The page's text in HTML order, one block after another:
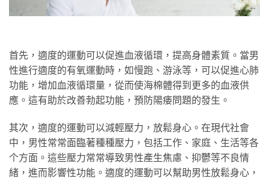
首先，適度的運動可以促進血液循環，提高身體素質。當男
性進行適度的有氧運動時，如慢跑、游泳等，可以促進心肺
功能，增加血液循環量，從而使海棉體得到更多的血液供
應。這有助於改善勃起功能，預防陽痿問題的發生。
其次，適度的運動可以減輕壓力，放鬆身心。在現代社會
中，男性常常面臨著種種壓力，包括工作、家庭、生活等各
个方面。這些壓力常常導致男性產生焦慮、抑鬱等不良情
緒，進而影響性功能。適度的運動可以幫助男性放鬆身心，